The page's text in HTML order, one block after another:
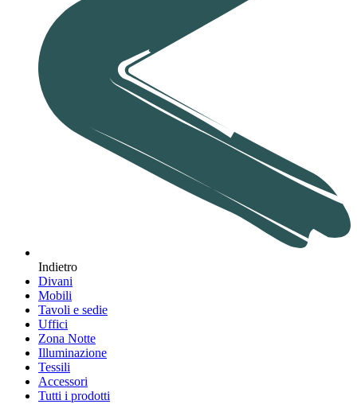
Indietro
Divani
Mobili
Tavoli e sedie
Uffici
Zona Notte
Illuminazione
Tessili
Accessori
Tutti i prodotti